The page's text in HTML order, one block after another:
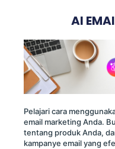
AI
Pelajari cara
email marketing Anda.
tentang produk Anda,
kampanye email yang